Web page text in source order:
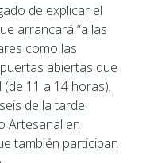
de explicar el
arrancará “a las
como las
abiertas que
11 a 14 horas).
de la tarde
Artesanal en
también participan